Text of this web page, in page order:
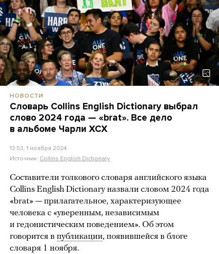
НОВОСТИ
Словарь Collins English Dictionary выбрал
слово 2024 года — «brat». Все дело
в альбоме Чарли XCX
13:53, 1 ноября 2024
Источник: Collins English Dictionary
Составители толкового словаря английского языка
Collins English Dictionary назвали словом 2024 года
«brat» — прилагательное, характеризующее
человека с «уверенным, независимым
и гедонистическим поведением». Об этом
говорится в публикации, появившейся в блоге
словаря 1 ноября.